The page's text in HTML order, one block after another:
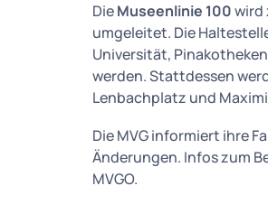
DieMuseenlinie 100wird
umgeleitet. Die
Universität,
werden. Stattdessen
Lenbachplatz und
Die MVG informiert ihre
Änderungen. Infos zum
MVGO.